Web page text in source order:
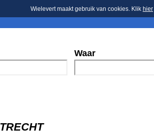
Wielevert maakt gebruik van cookies. Klik hier
Waar